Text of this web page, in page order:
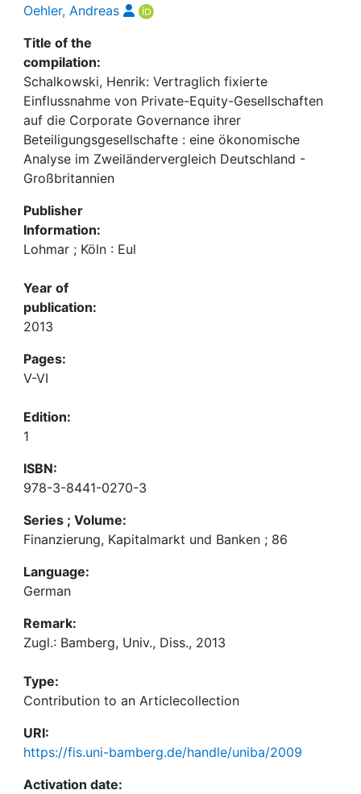
Oehler, Andreas
Title of the
compilation:
Schalkowski, Henrik: Vertraglich fixierte
Einflussnahme von Private-Equity-Gesellschaften
auf die Corporate Governance ihrer
Beteiligungsgesellschafte : eine ökonomische
Analyse im Zweiländervergleich Deutschland -
Großbritannien
Publisher
Information:
Lohmar ; Köln : Eul
Year of
publication:
2013
Pages:
V-VI
Edition:
1
ISBN:
978-3-8441-0270-3
Series ; Volume:
Finanzierung, Kapitalmarkt und Banken ; 86
Language:
German
Remark:
Zugl.: Bamberg, Univ., Diss., 2013
Type:
Contribution to an Articlecollection
URI:
https://fis.uni-bamberg.de/handle/uniba/2009
Activation date: